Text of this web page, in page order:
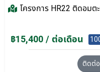
โครงการ HR22 ติดอมต
฿15,400 / ต่อเดือน
ติดต่